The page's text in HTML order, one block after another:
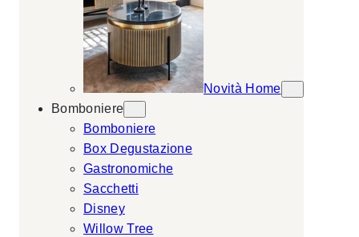
Novità Home
Bomboniere
Bomboniere
Box Degustazione
Gastronomiche
Sacchetti
Disney
Willow Tree